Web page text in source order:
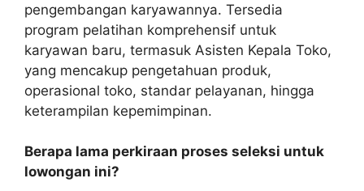
pengembangan karyawannya. Tersedia
program pelatihan komprehensif untuk
karyawan baru, termasuk Asisten Kepala Toko,
yang mencakup pengetahuan produk,
operasional toko, standar pelayanan, hingga
keterampilan kepemimpinan.
Berapa lama perkiraan proses seleksi untuk
lowongan ini?